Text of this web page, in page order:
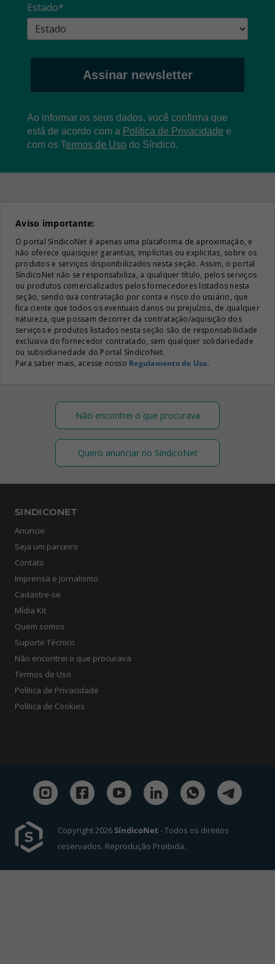
Estado*
Assinar newsletter
Ao informar os seus dados, você confirma que
está de acordo com a Política de Privacidade e
com os Termos de Uso do Síndico.
Aviso importante:
O portal SíndicoNet é apenas uma plataforma de aproximação, e
não oferece quaisquer garantias, implícitas ou explicitas, sobre os
produtos e serviços disponibilizados nesta seção. Assim, o portal
SíndicoNet não se responsabiliza, a qualquer título, pelos serviços
ou produtos comercializados pelos fornecedores listados nesta
seção, sendo sua contratação por conta e risco do usuário, que
fica ciente que todos os eventuais danos ou prejuízos, de qualquer
natureza, que possam decorrer da contratação/aquisição dos
serviços e produtos listados nesta seção são de responsabilidade
exclusiva do fornecedor contratado, sem qualquer solidariedade
ou subsidiariedade do Portal SíndicoNet.
Para saber mais, acesse nosso Regulamento de Uso.
Não encontrei o que procurava
Quero anunciar no SíndicoNet
SINDICONET
Anuncie
Seja um parceiro
Contato
Imprensa e Jornalismo
Cadastre-se
Mídia Kit
Quem somos
Suporte Técnico
Não encontrei o que procurava
Termos de Uso
Política de Privacidade
Política de Cookies
Copyright 2026SíndicoNet - Todos os direitos
reservados. Reprodução Proibida.